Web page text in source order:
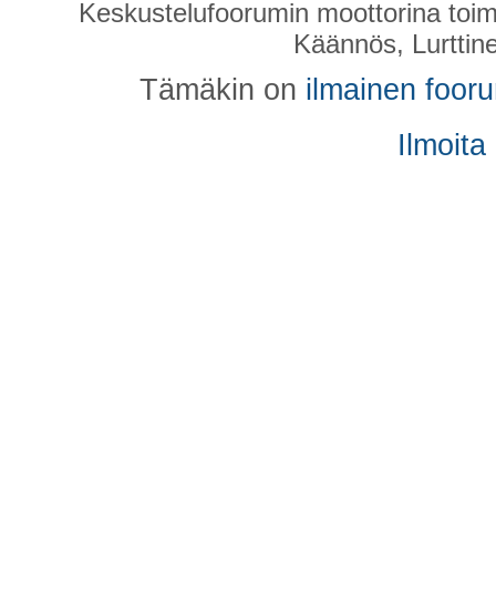
Keskustelufoorumin moottorina
Käännös,
Tämäkin on ilmainen